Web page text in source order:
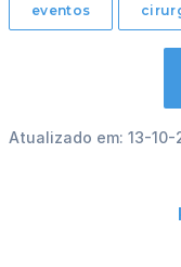
eventos
Atualizado em: 13-10-